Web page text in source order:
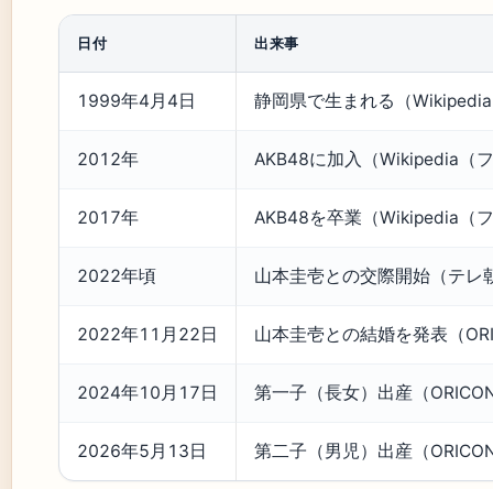
日付 出来事
1999年4月4日 静岡県で生まれる（
2012年 AKB48に加入（Wikipedia（
2017年 AKB48を卒業（Wikipedia（
2022年頃 山本圭壱との交際開始（テレ
2022年11月22日 山本圭壱との結婚を発表（
2024年10月17日 第一子（長女）出産（
2026年5月13日 第二子（男児）出産（